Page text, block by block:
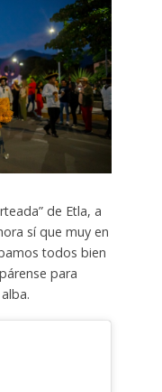
de Etla, a
sí que muy en
todos bien
para